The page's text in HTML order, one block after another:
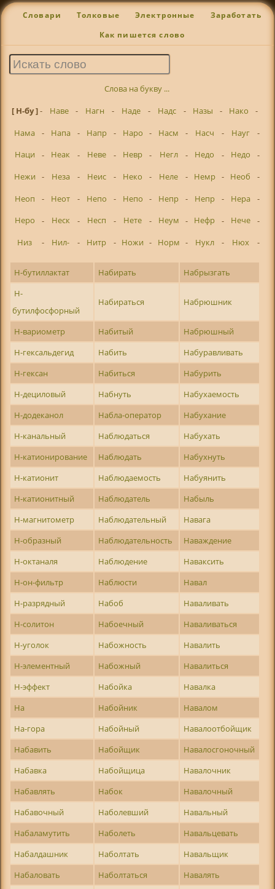
Словари Толковые Электронные Заработать
Как пишется слово
Слова на букву ...
[ Н-бу ]- Наве - Нагн - Наде - Надс - Назы - Нако
-
Нама
- Напа - Напр - Наро - Насм - Насч - Науг
-
Наци
- Неак - Неве - Невр - Негл - Недо - Недо
-
Нежи
- Неза - Неис - Неко - Неле - Немр - Необ
-
Неоп
- Неот - Непо - Непо - Непр - Непр - Нера
-
Неро
- Неск - Несп - Нете - Неум - Нефр - Нече
-
Низ
- Нил- - Нитр - Ножи - Норм - Нукл - Нюх -
Н-бутиллактат Набирать
Набрызгать
Н-
бутилфосфорный
Набираться Набрюшник
Н-вариометр Набитый
Набрюшный
Н-гексальдегид
Набить
Набуравливать
Н-гексан
Набиться
Набурить
Н-дециловый
Набнуть
Набухаемость
Н-додеканол
Набла-оператор
Набухание
Н-канальный
Наблюдаться
Набухать
Н-катионирование
Наблюдать
Набухнуть
Н-катионит
Наблюдаемость
Набуянить
Н-катионитный
Наблюдатель
Набыль
Н-магнитометр
Наблюдательный
Навага
Н-образный
Наблюдательность
Наваждение
Н-октаналя
Наблюдение
Наваксить
Н-он-фильтр
Наблюсти
Навал
Н-разрядный
Набоб
Наваливать
Н-солитон
Набоечный
Наваливаться
Н-уголок
Набожность
Навалить
Н-элементный
Набожный
Навалиться
Н-эффект
Набойка
Навалка
На
Набойник
Навалом
На-гора
Набойный
Навалоотбойщик
Набавить
Набойщик
Навалосгоночный
Набавка
Набойщица
Навалочник
Набавлять
Набок
Навалочный
Набавочный
Наболевший
Навальный
Набаламутить
Наболеть
Навальцевать
Набалдашник
Наболтать
Навальщик
Набаловать
Наболтаться
Навалять